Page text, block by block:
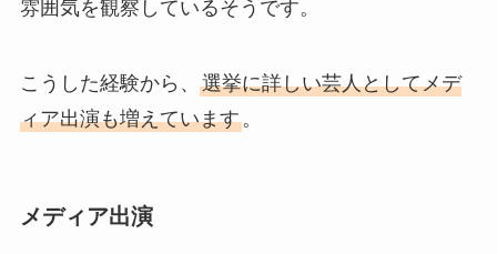
雰囲気を観察しているそうです。
こうした経験から、 選挙に詳しい芸人としてメデ
ィア出演も増えています。
メディア出演